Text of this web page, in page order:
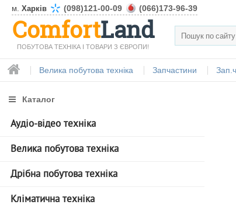
м. Харків (098)121-00-09 (066)173-96-39
ComfortLand
ПОБУТОВА ТЕХНІКА І ТОВАРИ З ЄВРОПИ!
Велика побутова техніка Запчастини
Каталог
Аудіо-відео техніка
Велика побутова техніка
Дрібна побутова техніка
Кліматична техніка